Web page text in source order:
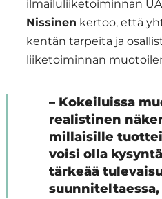
ilmailuliiketoiminnan
Nissinen kertoo, että
kentän tarpeita ja
liiketoiminnan
– Kokeiluissa
realistinen
millaisille
voisi olla
tärkeää